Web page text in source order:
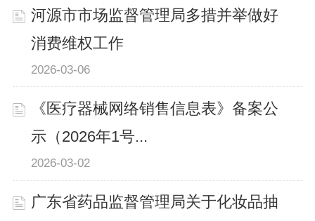
河源市市场监督管理局多措并举做好
消费维权工作
2026-03-06
《医疗器械网络销售信息表》备案公
示（2026年1号...
2026-03-02
广东省药品监督管理局关于化妆品抽